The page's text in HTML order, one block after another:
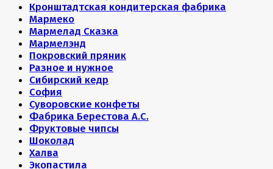
Кронштадтская кондитерская фабрика
Мармеко
Мармелад Сказка
Мармелэнд
Покровский пряник
Разное и нужное
Сибирский кедр
София
Суворовские конфеты
Фабрика Берестова А.С.
Фруктовые чипсы
Шоколад
Халва
Экопастила